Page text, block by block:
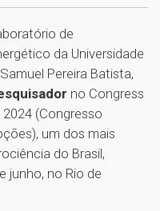
de
da Universidade
Pereira Batista,
no Congress
(Congresso
um dos mais
do Brasil,
junho, no Rio de